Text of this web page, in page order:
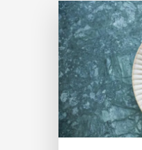
Læs mere om